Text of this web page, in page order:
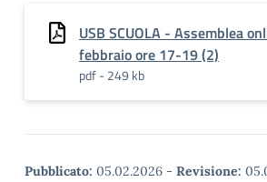
USB SCUOLA - Assemblea
febbraio ore 17-19 (2)
pdf - 249 kb
Pubblicato: 05.02.2026 - Revisione: